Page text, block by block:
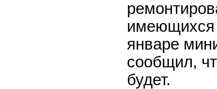
имеющихся
январе
сообщил,
будет.